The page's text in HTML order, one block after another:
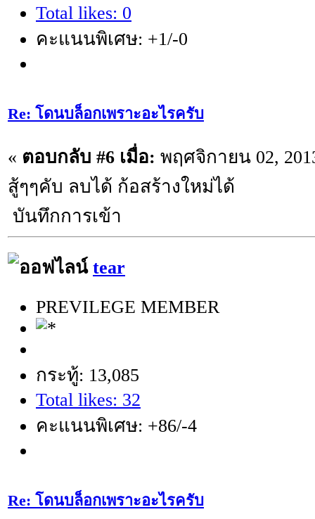
Total likes: 0
คะแนนพิเศษ: +1/-0
Re: โดนบล็อกเพราะอะไรครับ
« ตอบกลับ #6 เมื่อ: พฤศจิกายน 02,
สู้ๆๆคับ ลบได้ ก้อสร้างใหม่ได้
บันทึกการเข้า
tear
PREVILEGE MEMBER
กระทู้: 13,085
Total likes: 32
คะแนนพิเศษ: +86/-4
Re: โดนบล็อกเพราะอะไรครับ